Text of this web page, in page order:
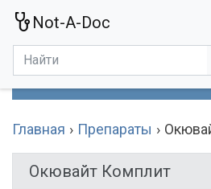
Not-A-Doc
Главная Препараты
Окювайт Комплит